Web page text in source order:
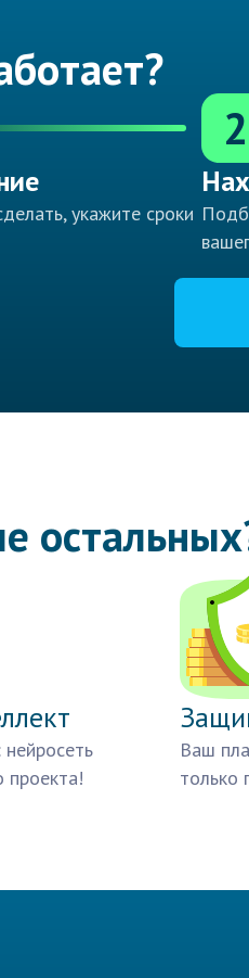
укажите сроки
2
проекта!
Ваш
только